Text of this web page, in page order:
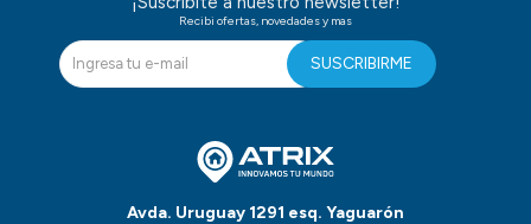
Avda. Uruguay 1291 esq. Yaguarón
Recibi ofertas, novedades y mas
SUSCRIBIRME